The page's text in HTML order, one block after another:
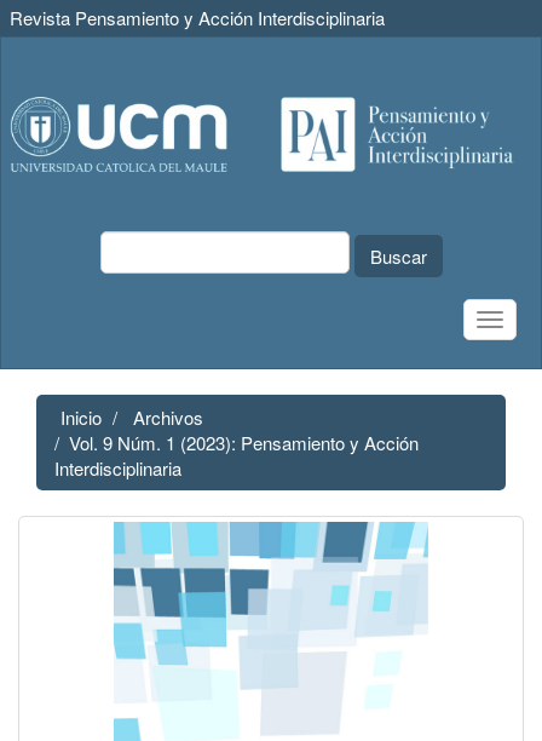
Revista Pensamiento y Acción Interdisciplinaria
Contenido
principal
Barra
lateral
Buscar
Toggle
Inicio
Archivos
Vol. 9 Núm. 1 (2023): Pensamiento y Acción
Interdisciplinaria